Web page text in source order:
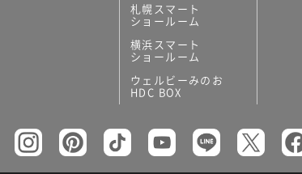
札幌スマート
ショールーム
横浜スマート
ショールーム
ウェルビーみのお
HDC BOX